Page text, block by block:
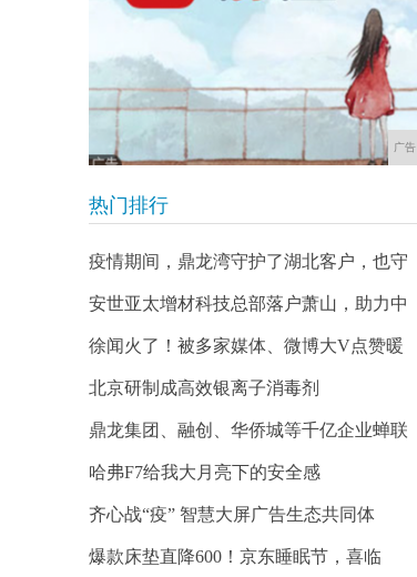
广告
热门排行
疫情期间，鼎龙湾守护了湖北客户，也守
安世亚太增材科技总部落户萧山，助力中
徐闻火了！被多家媒体、微博大V点赞暖
北京研制成高效银离子消毒剂
鼎龙集团、融创、华侨城等千亿企业蝉联
哈弗F7给我大月亮下的安全感
齐心战“疫” 智慧大屏广告生态共同体
爆款床垫直降600！京东睡眠节，喜临